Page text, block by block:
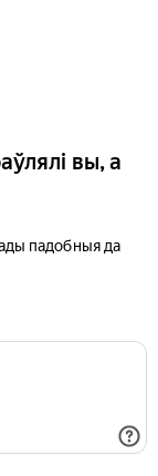
вы, а
падобныя да